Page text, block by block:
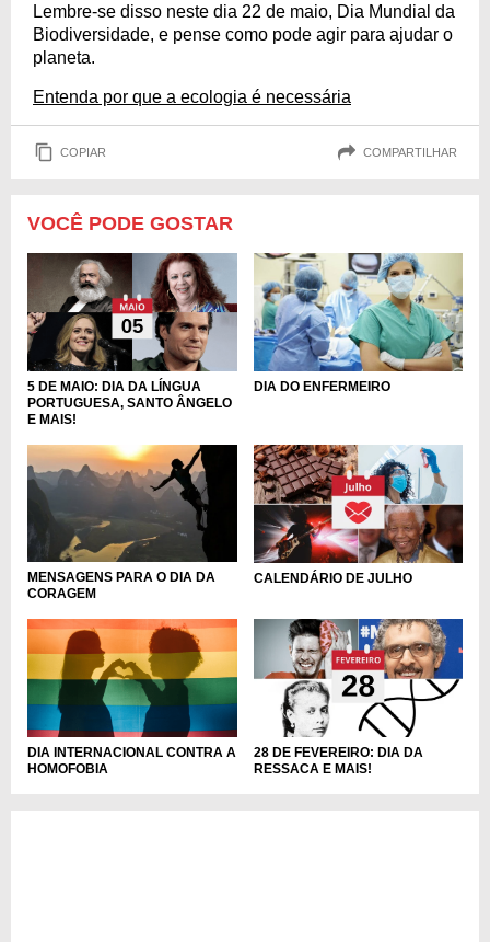
Lembre-se disso neste dia 22 de maio, Dia Mundial da
Biodiversidade, e pense como pode agir para ajudar o
planeta.
Entenda por que a ecologia é necessária
COPIAR COMPARTILHAR
VOCÊ PODE GOSTAR
5 DE MAIO: DIA DA LÍNGUA
PORTUGUESA, SANTO ÂNGELO
E MAIS!
DIA DO ENFERMEIRO
MENSAGENS PARA O DIA DA
CORAGEM
CALENDÁRIO DE JULHO
DIA INTERNACIONAL CONTRA A
HOMOFOBIA
28 DE FEVEREIRO: DIA DA
RESSACA E MAIS!